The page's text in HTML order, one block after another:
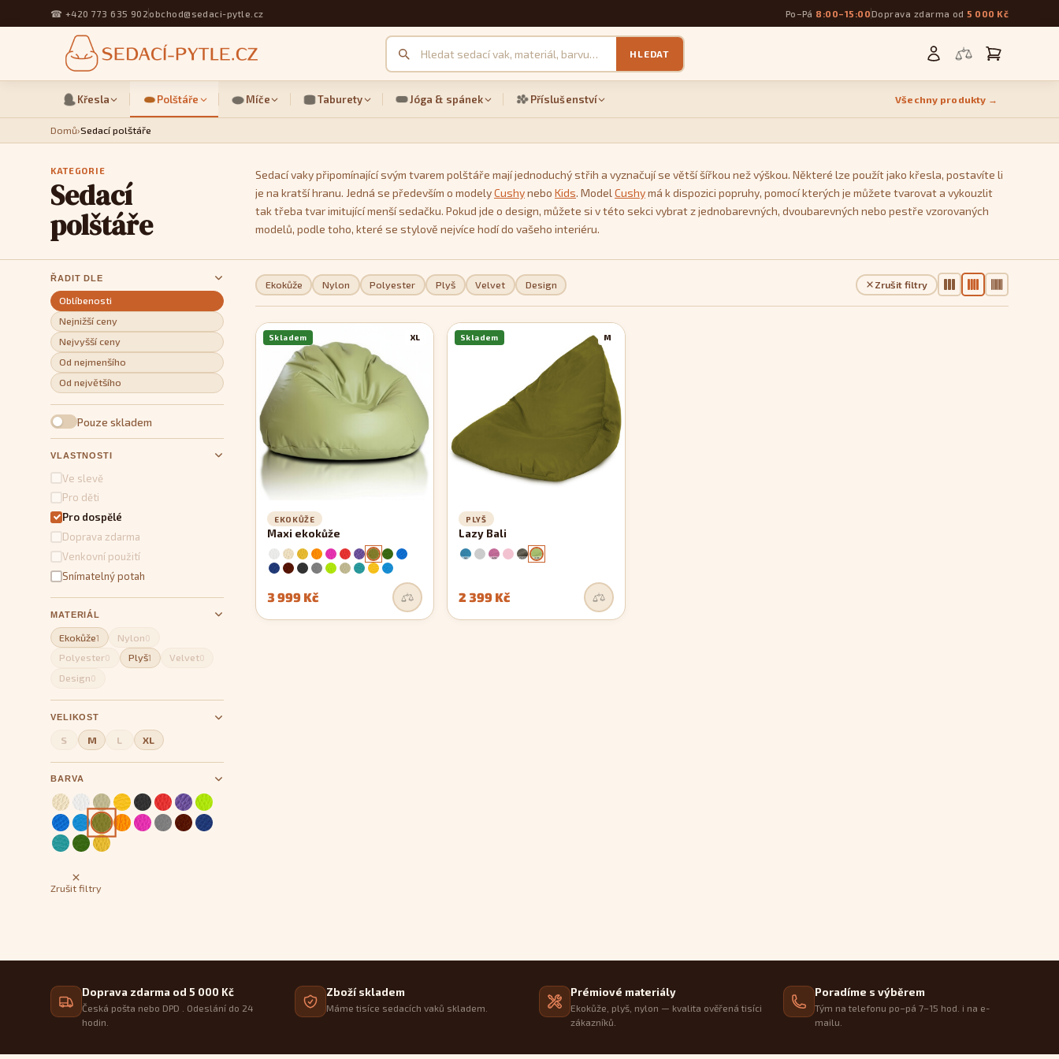
☎ +420 773 635 902 obchod@sedaci-pytle.cz Po–Pá 8:00–15:00Doprava zdarma od 5 000 Kč
HLEDAT
Křesla Polštáře Míče Taburety Jóga & spánek Příslušenství Všechny produkty →
Domů›Sedací polštáře
KATEGORIE
Sedací
polštáře
Sedací vaky připomínající svým tvarem polštáře mají jednoduchý střih a vyznačují se větší šířkou než výškou. Některé lze použít jako křesla, postavíte li
je na kratší hranu. Jedná se především o modelyCushynebo Kids. Model Cushymá k dispozici popruhy, pomocí kterých je můžete tvarovat a vykouzlit
tak třeba tvar imitující menší sedačku. Pokud jde o design, můžete si v této sekci vybrat z jednobarevných, dvoubarevných nebo pestře vzorovaných
modelů, podle toho, které se stylově nejvíce hodí do vašeho interiéru.
ŘADIT DLE
Oblíbenosti
Nejnižší ceny
Nejvyšší ceny
Od nejmenšího
Od největšího
Pouze skladem
VLASTNOSTI
Ve slevě
Pro děti
Pro dospělé
Doprava zdarma
Venkovní použití
Snímatelný potah
MATERIÁL
Ekokůže1 Nylon0
Polyester0 Plyš1 Velvet0
Design0
VELIKOST
S M L XL
BARVA
Zrušit filtry
Ekokůže Nylon Polyester Plyš Velvet Design Zrušit filtry
XL
Skladem
EKOKŮŽE
Maxi ekokůže
3 999 Kč
M
Skladem
PLYŠ
Lazy Bali
2 399 Kč
Doprava zdarma od 5 000 Kč
Česká pošta nebo DPD . Odeslání do 24
hodin.
Zboží skladem
Máme tisíce sedacích vaků skladem.
Prémiové materiály
Ekokůže, plyš, nylon — kvalita ověřená tisíci
zákazníků.
Poradíme s výběrem
Tým na telefonu po–pá 7–15 hod. i na e-
mailu.